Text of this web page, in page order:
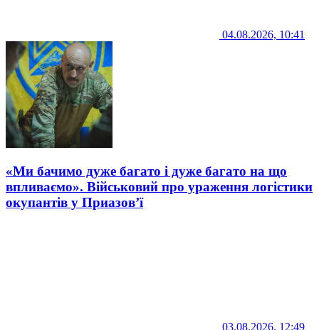
04.08.2026, 10:41
«Ми бачимо дуже багато і дуже багато на що
впливаємо». Військовий про ураження логістики
окупантів у Приазов’ї
03.08.2026, 12:49